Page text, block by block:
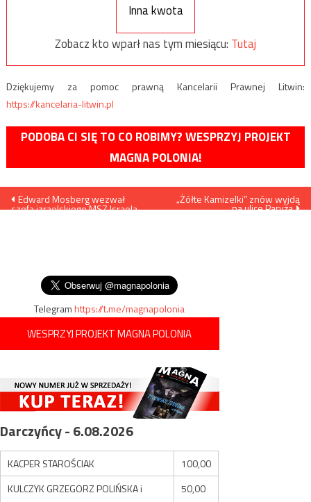
Inna kwota
Zobacz kto wparł nas tym miesiącu: Tutaj
Dziękujemy za pomoc prawną Kancelarii Prawnej Litwin:
https://kancelaria-litwin.pl
PODOBA CI SIĘ TO CO ROBIMY? WESPRZYJ PROJEKT
MAGNA POLONIA!
Nawigacja
Edward Mosberg wezwał
szefa izraelskiego MSZ Israela
„Żółte Kamizelki” znów wyjdą
na ulice Paryża
Telegramhttps://t.me/magnapolonia
WESPRZYJ PROJEKT MAGNA POLONIA
Darczyńcy - 6.08.2026
KACPER STAROŚCIAK
100,00
KULCZYK GRZEGORZ POLIŃSKA i
50,00